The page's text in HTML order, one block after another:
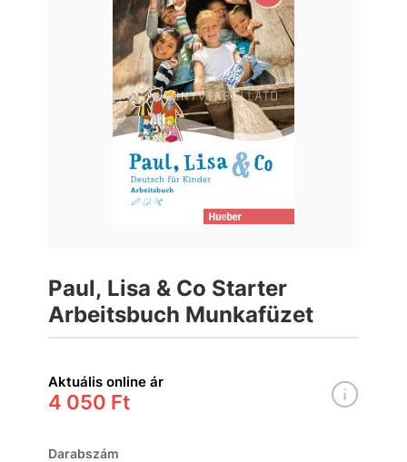
Paul, Lisa & Co Starter
Arbeitsbuch Munkafüzet
Aktuális online ár
4 050 Ft
Darabszám